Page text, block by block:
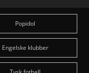
Popidol
Engelske klubber